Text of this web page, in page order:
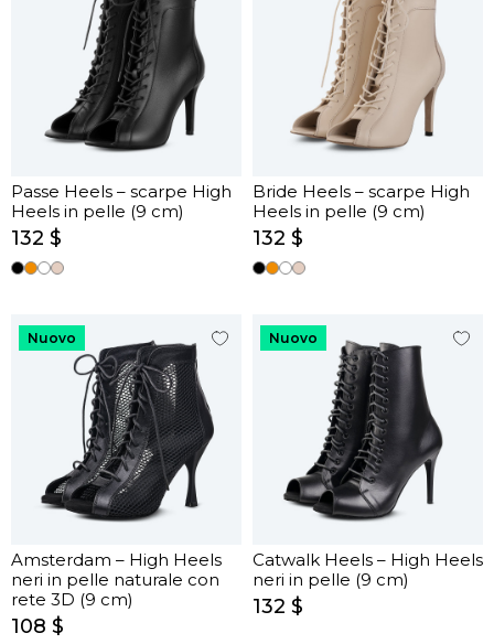
Passe Heels – scarpe High
Heels in pelle (9 cm)
132 $
Bride Heels – scarpe High
Heels in pelle (9 cm)
132 $
Nuovo
Amsterdam – High Heels
neri in pelle naturale con
rete 3D (9 cm)
108 $
Nuovo
Catwalk Heels – High Heels
neri in pelle (9 cm)
132 $